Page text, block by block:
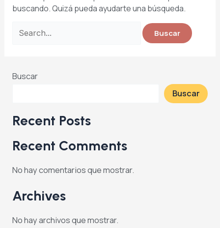
buscando. Quizá pueda ayudarte una búsqueda.
Buscar
Buscar
Recent Posts
Recent Comments
No hay comentarios que mostrar.
Archives
No hay archivos que mostrar.